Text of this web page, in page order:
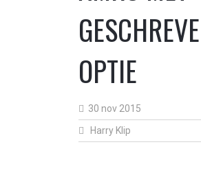
OPTIE
30 nov 2015
Harry Klip